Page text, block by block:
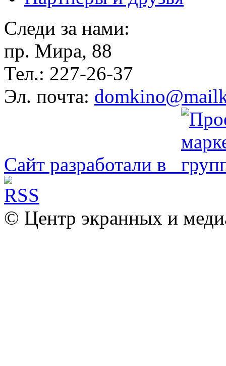
Следи за нами:
пр. Мира, 88
Тел.: 227-26-37
Эл. почта:
Сайт разработали в
© Центр экранных и